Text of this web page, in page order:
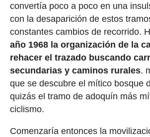
convertía poco a poco en una
con la desaparición de estos
constantes cambios de recorrido.
año 1968 la organización de la
rehacer el trazado buscando
secundarias y caminos rurales.
que se descubre el mítico bosque
quizás el tramo de adoquín más
ciclismo.
Comenzaría entonces la